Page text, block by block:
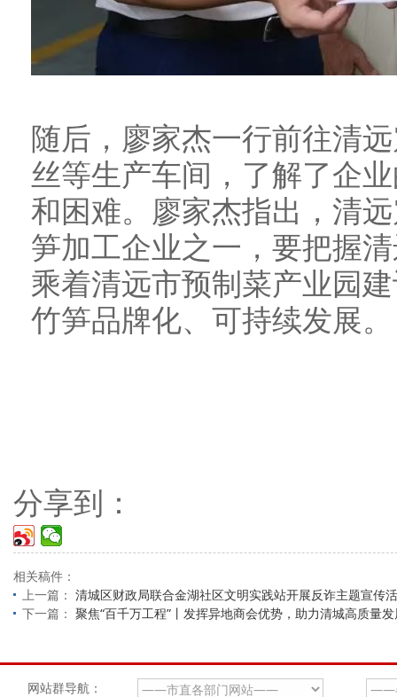
随后，廖家杰一行前往清
丝等生产车间，了解了企
和困难。廖家杰指出，清
笋加工企业之一，要把握
乘着清远市预制菜产业园
竹笋品牌化、可持续发展。
分享到：
相关稿件：
上一篇： 清城区财政局联合金湖社区文明实践站开展反诈主题宣传
下一篇： 聚焦“百千万工程”丨发挥异地商会优势，助力清城高质量
网站群导航：